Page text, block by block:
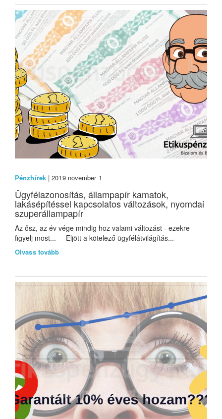
Pénzhírek| 2019 november 1
Ügyfélazonosítás, állampapír kamatok,
lakásépítéssel kapcsolatos változások, nyomdai
szuperállampapír
Az ősz, az év vége mindig hoz valami változást - ezekre
figyelj most... Eljött a kötelező ügyfélátvilágítás...
Olvass tovább